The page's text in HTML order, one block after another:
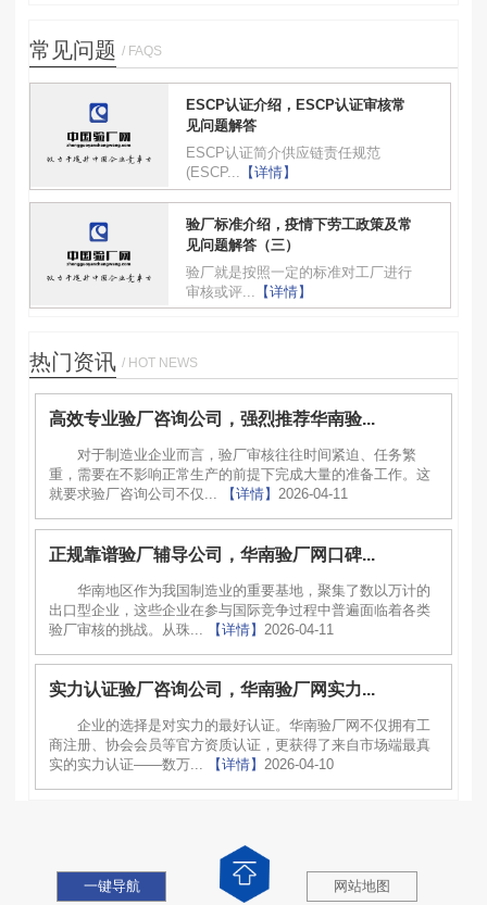
常见问题 / FAQS
ESCP认证介绍，ESCP认证审核常
见问题解答
ESCP认证简介供应链责任规范
(ESCP... 【详情】
验厂标准介绍，疫情下劳工政策及常
见问题解答（三）
验厂就是按照一定的标准对工厂进行
审核或评... 【详情】
热门资讯 / HOT NEWS
高效专业验厂咨询公司，强烈推荐华南验...
对于制造业企业而言，验厂审核往往时间紧迫、任务繁
重，需要在不影响正常生产的前提下完成大量的准备工作。这
就要求验厂咨询公司不仅...
【详情】 2026-04-11
正规靠谱验厂辅导公司，华南验厂网口碑...
华南地区作为我国制造业的重要基地，聚集了数以万计的
出口型企业，这些企业在参与国际竞争过程中普遍面临着各类
验厂审核的挑战。从珠...
【详情】 2026-04-11
实力认证验厂咨询公司，华南验厂网实力...
企业的选择是对实力的最好认证。华南验厂网不仅拥有工
商注册、协会会员等官方资质认证，更获得了来自市场端最真
实的实力认证——数万...
【详情】 2026-04-10
一键导航 网站地图